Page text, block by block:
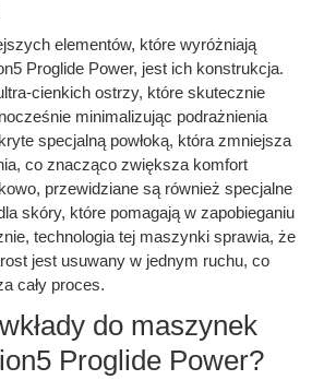
elementów, które wyróżniają
Proglide Power, jest ich konstrukcja.
cienkich ostrzy, które skutecznie
minimalizując podrażnienia
specjalną powłoką, która zmniejsza
co znacząco zwiększa komfort
przewidziane są również specjalne
skóry, które pomagają w zapobieganiu
technologia tej maszynki sprawia, że
jest usuwany w jednym ruchu, co
cały proces.
do maszynek
Proglide Power?